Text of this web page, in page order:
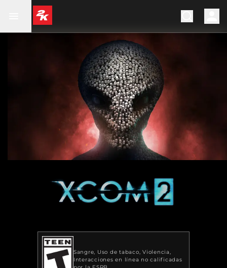
Sangre Uso de tabaco Violencia
Interacciones en línea no calificadas